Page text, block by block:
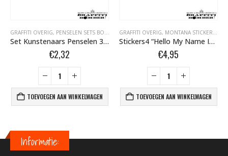
GRAFFITI OVERIG, PENSELEN SETS BOMBER.NL
Set Kunstenaars Penselen 3 stuks 82610299
€2,32
TOEVOEGEN AAN WINKELWAGEN
GRAFFITI OVERIG, MONTANA STICKERS BOMBER.NL
Stickers4 “Hello My Name Is” 9×12 cm 100st met Red Marker 448624
€4,95
TOEVOEGEN AAN WINKELWAGEN
Informatie: